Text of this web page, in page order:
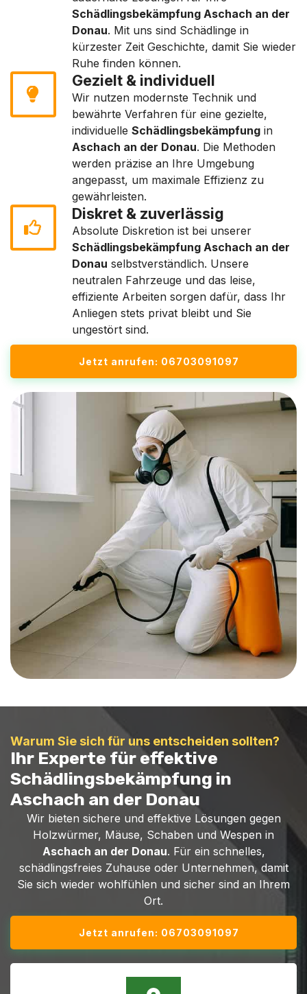
Schädlingsbekämpfung Aschach an der
Donau. Mit uns sind Schädlinge in
kürzester Zeit Geschichte, damit Sie wieder
Ruhe finden können.
Gezielt & individuell
Wir nutzen modernste Technik und
bewährte Verfahren für eine gezielte,
individuelle Schädlingsbekämpfung in
Aschach an der Donau. Die Methoden
werden präzise an Ihre Umgebung
angepasst, um maximale Effizienz zu
gewährleisten.
Diskret & zuverlässig
Absolute Diskretion ist bei unserer
Schädlingsbekämpfung Aschach an der
Donau selbstverständlich. Unsere
neutralen Fahrzeuge und das leise,
effiziente Arbeiten sorgen dafür, dass Ihr
Anliegen stets privat bleibt und Sie
ungestört sind.
Jetzt anrufen: 06703091097
Warum Sie sich für uns entscheiden sollten?
Ihr Experte für effektive
Schädlingsbekämpfung in
Aschach an der Donau
Wir bieten sichere und effektive Lösungen gegen
Holzwürmer, Mäuse, Schaben und Wespen in
Aschach an der Donau. Für ein schnelles,
schädlingsfreies Zuhause oder Unternehmen, damit
Sie sich wieder wohlfühlen und sicher sind an Ihrem
Ort.
Jetzt anrufen: 06703091097